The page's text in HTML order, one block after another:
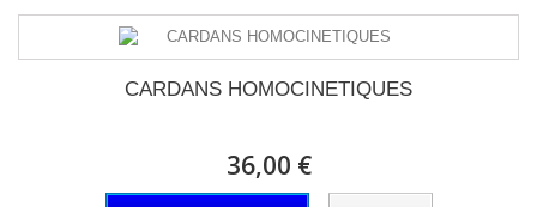
CARDANS HOMOCINETIQUES
36,00 €